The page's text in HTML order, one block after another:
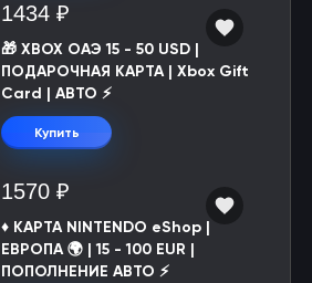
1434 ₽
🎁 XBOX ОАЭ 15 - 50 USD |
ПОДАРОЧНАЯ КАРТА | Xbox Gift
Card | АВТО ⚡
Купить
1570 ₽
♦️ КАРТА NINTENDO eShop |
ЕВРОПА 🌍 | 15 - 100 EUR |
ПОПОЛНЕНИЕ АВТО ⚡